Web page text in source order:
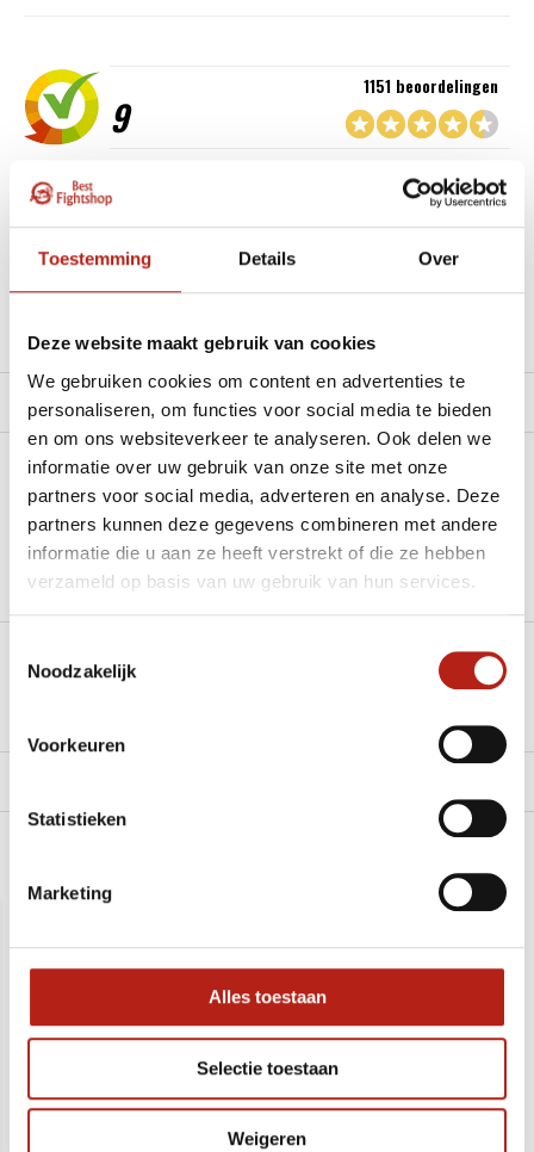
Toestemming Details Over
Deze website maakt gebruik van cookies
We gebruiken cookies om content en advertenties te
personaliseren, om functies voor social media te bieden
en om ons websiteverkeer te analyseren. Ook delen we
informatie over uw gebruik van onze site met onze
partners voor social media, adverteren en analyse. Deze
partners kunnen deze gegevens combineren met andere
informatie die u aan ze heeft verstrekt of die ze hebben
verzameld op basis van uw gebruik van hun services.
Noodzakelijk
Voorkeuren
Statistieken
Marketing
Alles toestaan
Selectie toestaan
Weigeren
9
1151 beoordelingen
“Goede service , zeer correcte afhandeling en kwaliteit
materiaal.”
Beschikbaar in de volgende varianten:
Productomschrijving
Product tags
Heb je een vraag over dit product?
Stel je vraag in de Chat voor een snel antwoord 24/7
Groot aantal nodig?
Klik hier om een offerte aan te vragen